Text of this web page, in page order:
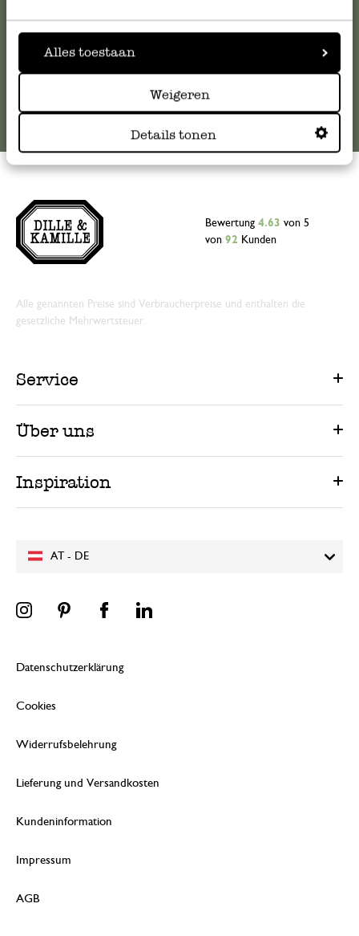
Alles toestaan
Weigeren
Details tonen
kundenservice@dille-kamille.at
AT - DE
Bewertung 4.63 von 5
von 92 Kunden
Alle genannten Preise sind Verbraucherpreise und enthalten die
gesetzliche Mehrwertsteuer.
Service
Über uns
Inspiration
Datenschutzerklärung
Cookies
Widerrufsbelehrung
Lieferung und Versandkosten
Kundeninformation
Impressum
AGB